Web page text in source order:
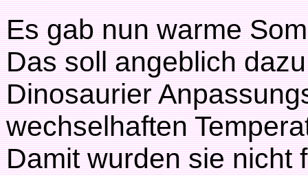
Es gab nun warme
Das soll angeblich
Dinosaurier
wechselhaften
Damit wurden sie nicht